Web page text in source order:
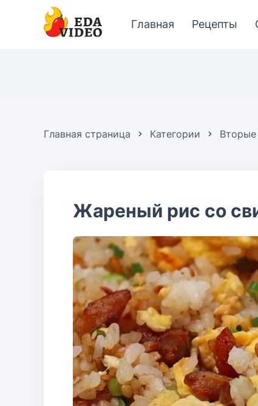
Главная Рецепты
Главная страница Категории
Жареный рис со